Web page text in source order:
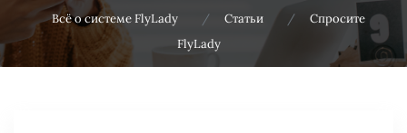
Всё о системе FlyLady Статьи
Спросите
FlyLady